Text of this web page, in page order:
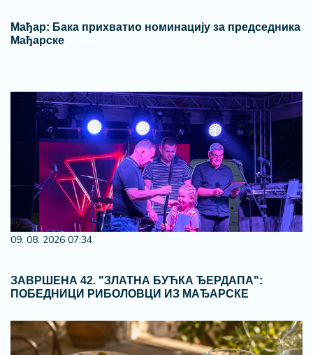
Мађар: Бака прихватио номинацију за председника
Мађарске
09. 08. 2026 07:34
ЗАВРШЕНА 42. "ЗЛАТНА БУЋКА ЂЕРДАПА":
ПОБЕДНИЦИ РИБОЛОВЦИ ИЗ МАЂАРСКЕ